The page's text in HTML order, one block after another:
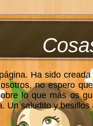
Ha sido
no espero
lo que más os
Un saludito y besillos